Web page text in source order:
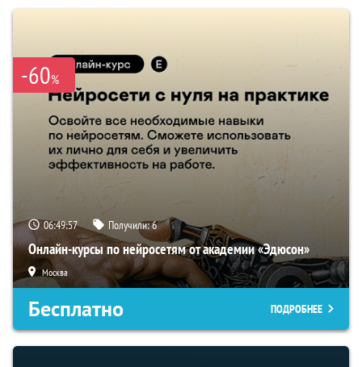
-60%
06:49:56 Получили:6
Онлайн-курсы по нейросетям от академии «Эдюсон»
Москва
Бесплатно ПОДРОБНЕЕ